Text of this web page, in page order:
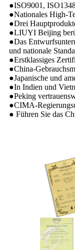
●ISO9001,
●Nationales High-
●Drei
●LIUYI Beijing
●Das
und nationale
●Erstklassiges
●China-
●Japanische und
●In Indien und
●Peking
●CIMA-
● Führen Sie das